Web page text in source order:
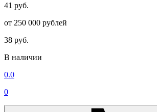
41 руб.
от 250 000 рублей
38 руб.
В наличии
0.0
0